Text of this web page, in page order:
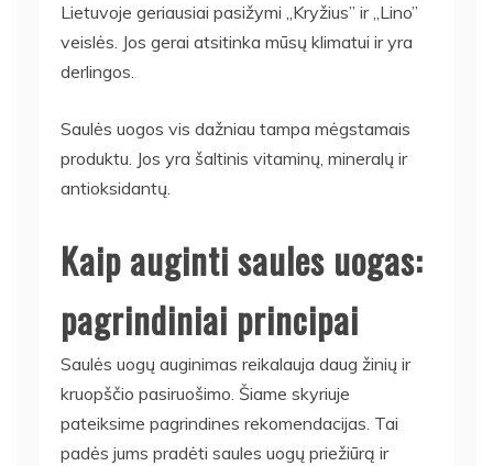
Lietuvoje geriausiai pasižymi „Kryžius” ir „Lino”
veislės. Jos gerai atsitinka mūsų klimatui ir yra
derlingos.
Saulės uogos vis dažniau tampa mėgstamais
produktu. Jos yra šaltinis vitaminų, mineralų ir
antioksidantų.
Kaip auginti saules uogas:
pagrindiniai principai
Saulės uogų auginimas reikalauja daug žinių ir
kruopščio pasiruošimo. Šiame skyriuje
pateiksime pagrindines rekomendacijas. Tai
padės jums pradėti saules uogų priežiūrą ir